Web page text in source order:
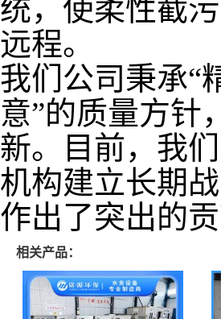
统，使柔性截
远程。
我们公司秉承“
意”的质量方针
新。目前，我
机构建立长期
作出了突出的贡
相关产品：